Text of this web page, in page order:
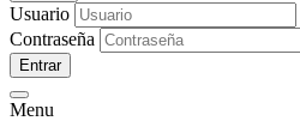
Usuario
Contraseña
Entrar
Menu